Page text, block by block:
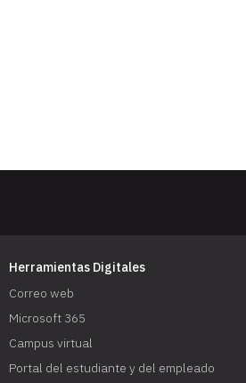
Herramientas Digitales
Correo web
Microsoft 365
Campus virtual
Portal del estudiante y del empleado